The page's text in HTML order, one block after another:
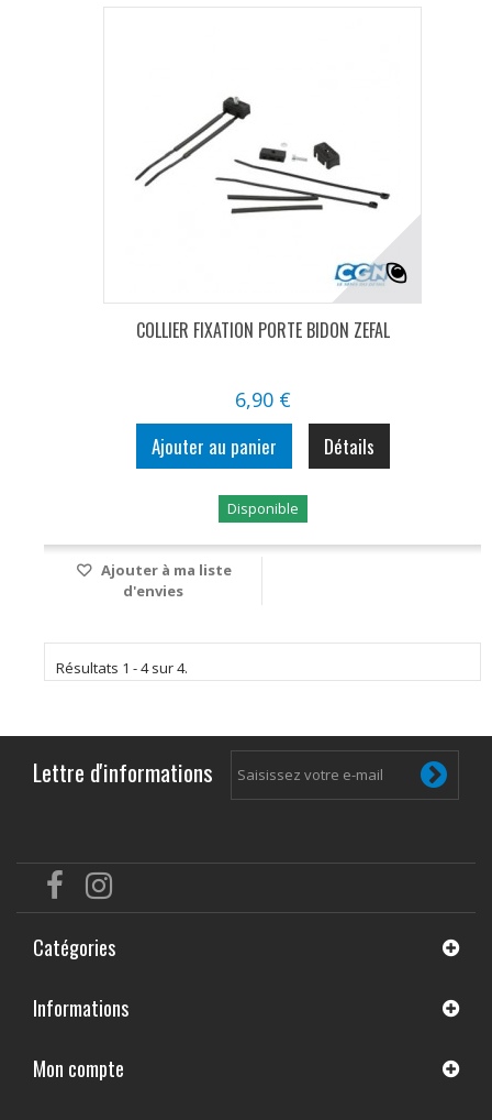
COLLIER FIXATION PORTE BIDON ZEFAL
6,90 €
Ajouter au panier Détails
Disponible
Ajouter à ma liste
d'envies
Résultats 1 - 4 sur 4.
Lettre d'informations
Catégories
Informations
Mon compte